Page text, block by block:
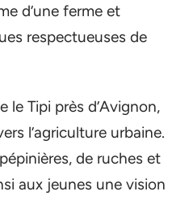
d’une ferme et
respectueuses de
le Tipi près d’Avignon,
l’agriculture urbaine.
de ruches et
aux jeunes une vision